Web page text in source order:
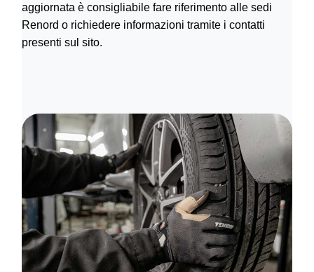
aggiornata è consigliabile fare riferimento alle sedi
Renord o richiedere informazioni tramite i contatti
presenti sul sito.